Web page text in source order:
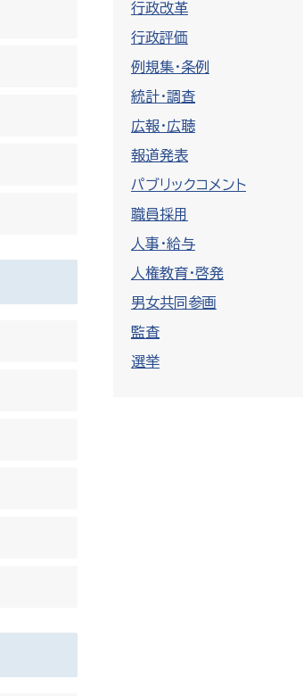
行政改革
行政評価
例規集・条例
統計・調査
広報・広聴
報道発表
パブリックコメント
職員採用
人事・給与
人権教育・啓発
男女共同参画
監査
選挙